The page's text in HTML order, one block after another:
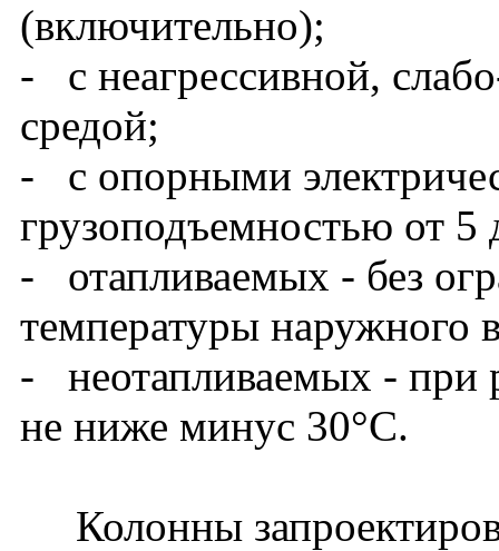
(включительно);
- с неагрессивной,
средой;
- с опорными
грузоподъемностью от 5
- отапливаемых - без
температуры наружного
- неотапливаемых - при
не ниже минус 30°С.
Колонны